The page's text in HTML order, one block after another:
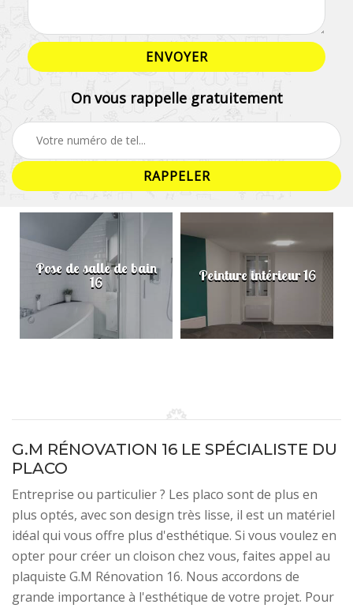
On vous rappelle gratuitement
Pose de salle de bain
16 Peinture intérieur 16
G.M RÉNOVATION 16 LE SPÉCIALISTE DU
PLACO
Entreprise ou particulier ? Les placo sont de plus en
plus optés, avec son design très lisse, il est un matériel
idéal qui vous offre plus d'esthétique. Si vous voulez en
opter pour créer un cloison chez vous, faites appel au
plaquiste G.M Rénovation 16. Nous accordons de
grande importance à l'esthétique de votre projet. Pour